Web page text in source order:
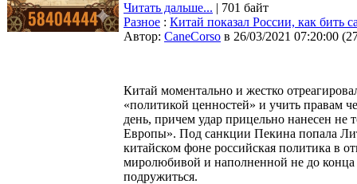
Читать дальше... | 701 байт
Разное : Китай показал России, как бить
Автор: CaneCorso в 26/03/2021 07:20:00 (
Китай моментально и жестко
«политикой ценностей» и учить правам
день, причем удар прицельно нанесен
Европы». Под санкции Пекина попала
китайском фоне российская политика в
миролюбивой и наполненной не до
подружиться.